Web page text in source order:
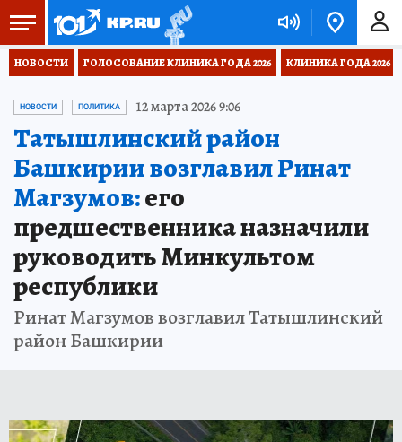
НОВОСТИ ГОЛОСОВАНИЕ КЛИНИКА ГОДА 2026 КЛИНИКА ГОДА 2026
НОВОСТИ ПОЛИТИКА 12 марта 2026 9:06
Татышлинский район
Башкирии возглавил Ринат
Магзумов:его
предшественника назначили
руководить Минкультом
республики
Ринат Магзумов возглавил Татышлинский
район Башкирии